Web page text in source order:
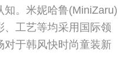
知。米妮哈鲁(MiniZaru)
工艺等均采用国际领
对于韩风快时尚童装新